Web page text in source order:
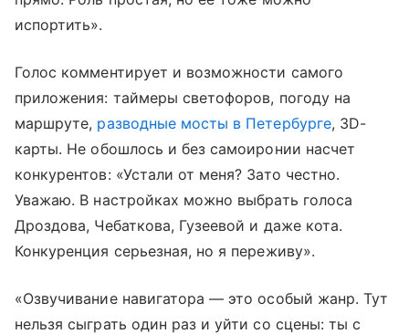
испортить».
Голос комментирует и возможности самого
приложения: таймеры светофоров, погоду на
маршруте, разводные мосты в Петербурге, 3D-
карты. Не обошлось и без самоиронии насчет
конкурентов: «Устали от меня? Зато честно.
Уважаю. В настройках можно выбрать голоса
Дроздова, Чебаткова, Гузеевой и даже кота.
Конкуренция серьезная, но я переживу».
«Озвучивание навигатора — это особый жанр. Тут
нельзя сыграть один раз и уйти со сцены: ты с